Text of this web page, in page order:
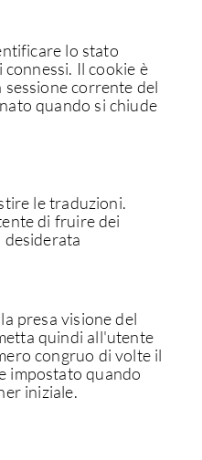
lo stato
Il cookie è
corrente del
quando si chiude
le traduzioni.
di fruire dei
presa visione del
quindi all'utente
congruo di volte il
impostato quando
iniziale.